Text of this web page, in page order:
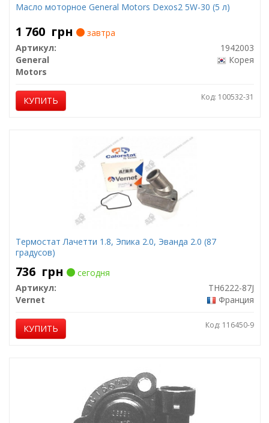
Масло моторное General Motors Dexos2 5W-30 (5 л)
1 760 грн
завтра
Артикул:
1942003
General
Motors
Корея
КУПИТЬ Код: 100532-31
Термостат Лачетти 1.8, Эпика 2.0, Эванда 2.0 (87
градусов)
736 грн
сегодня
Артикул:
TH6222-87J
Vernet
Франция
КУПИТЬ Код: 116450-9